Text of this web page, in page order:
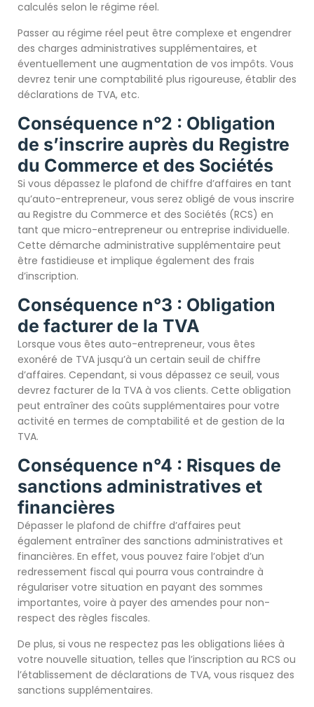
calculés selon le régime réel.
Passer au régime réel peut être complexe et engendrer
des charges administratives supplémentaires, et
éventuellement une augmentation de vos impôts. Vous
devrez tenir une comptabilité plus rigoureuse, établir des
déclarations de TVA, etc.
Conséquence n°2 : Obligation
de s’inscrire auprès du Registre
du Commerce et des Sociétés
Si vous dépassez le plafond de chiffre d’affaires en tant
qu’auto-entrepreneur, vous serez obligé de vous inscrire
au Registre du Commerce et des Sociétés (RCS) en
tant que micro-entrepreneur ou entreprise individuelle.
Cette démarche administrative supplémentaire peut
être fastidieuse et implique également des frais
d’inscription.
Conséquence n°3 : Obligation
de facturer de la TVA
Lorsque vous êtes auto-entrepreneur, vous êtes
exonéré de TVA jusqu’à un certain seuil de chiffre
d’affaires. Cependant, si vous dépassez ce seuil, vous
devrez facturer de la TVA à vos clients. Cette obligation
peut entraîner des coûts supplémentaires pour votre
activité en termes de comptabilité et de gestion de la
TVA.
Conséquence n°4 : Risques de
sanctions administratives et
financières
Dépasser le plafond de chiffre d’affaires peut
également entraîner des sanctions administratives et
financières. En effet, vous pouvez faire l’objet d’un
redressement fiscal qui pourra vous contraindre à
régulariser votre situation en payant des sommes
importantes, voire à payer des amendes pour non-
respect des règles fiscales.
De plus, si vous ne respectez pas les obligations liées à
votre nouvelle situation, telles que l’inscription au RCS ou
l’établissement de déclarations de TVA, vous risquez des
sanctions supplémentaires.